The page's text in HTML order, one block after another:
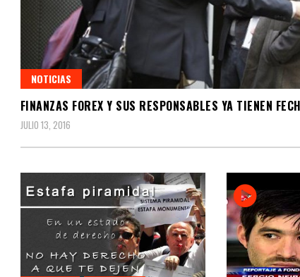
NOTICIAS
FINANZAS FOREX Y SUS RESPONSABLES YA TIENEN
JULIO 13, 2016